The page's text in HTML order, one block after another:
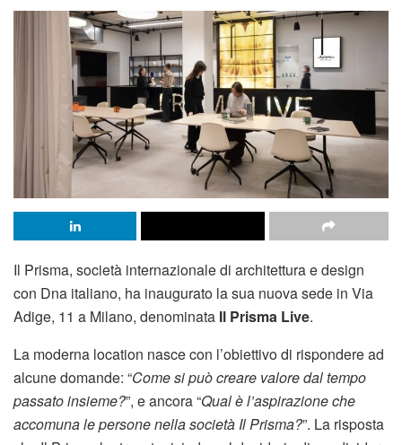
Il Prisma, società internazionale di architettura e design
con Dna italiano, ha inaugurato la sua nuova sede in Via
Adige, 11 a Milano, denominata Il Prisma Live.
La moderna location nasce con l’obiettivo di rispondere ad
alcune domande: “Come si può creare valore dal tempo
passato insieme?”, e ancora “Qual è l’aspirazione che
accomuna le persone nella società Il Prisma?”. La risposta